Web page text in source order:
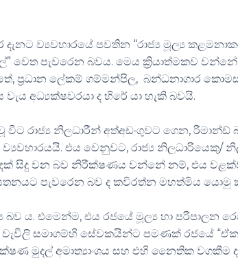
ව්‍යවහාරයේ පවතින “රාජ්‍ය මූල්‍ය
වෙත පැවරෙන බවය. මෙය ක්‍රියාත්මකව
ප්‍රධාන ලේකම් ගම්මන්පිල, බන්ධනාගාර
අධ්‍යක්ෂවරයා ද හිරේ යා හැකි බවයි.
විට රාජ්‍ය නිලධාරීන් අත්අඩංගුවට ගෙන, රිමාන්ඩ්
එය වෙනුවට, රාජ්‍ය නිලධාරියෙකු/
සිදු වන බව නිරීක්ෂණය වන්නේ නම්, එය
පැවරෙන බව ද කවිරත්න මහත්මිය යොමු
බව ය. එමෙන්ම, එය රජයේ මූල්‍ය හා පරිපාලන
සමාගම්හි සේවකයින්ට පමණක් රජයේ
මුදල් අමාත්‍යාංශය සහ එහි නෛතික වගකීම